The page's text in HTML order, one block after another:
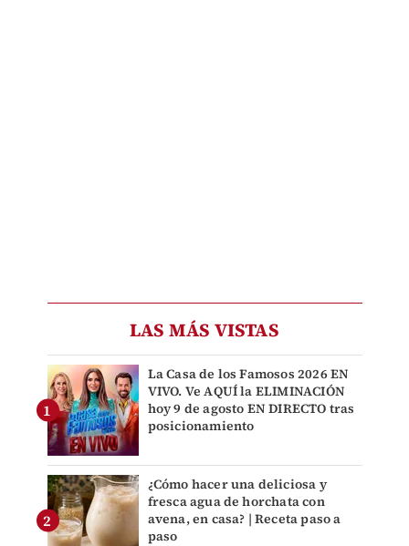
LAS MÁS VISTAS
La Casa de los Famosos 2026 EN
VIVO. Ve AQUÍ la ELIMINACIÓN
hoy 9 de agosto EN DIRECTO tras
posicionamiento
¿Cómo hacer una deliciosa y
fresca agua de horchata con
avena, en casa? | Receta paso a
paso